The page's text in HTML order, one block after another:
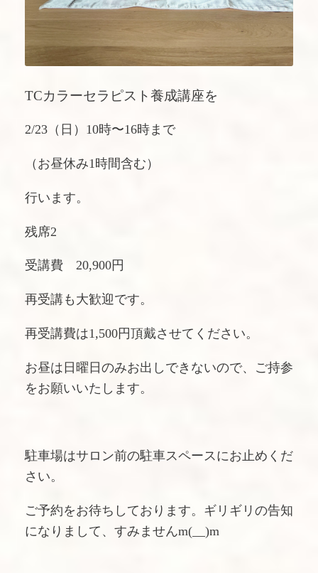
TCカラーセラピスト養成講座を
2/23（日）10時〜16時まで
（お昼休み1時間含む）
行います。
残席2
受講費 20,900円
再受講も大歓迎です。
再受講費は1,500円頂戴させてください。
お昼は日曜日のみお出しできないので、ご持参
をお願いいたします。
駐車場はサロン前の駐車スペースにお止めくだ
さい。
ご予約をお待ちしております。ギリギリの告知
になりまして、すみませんm(__)m